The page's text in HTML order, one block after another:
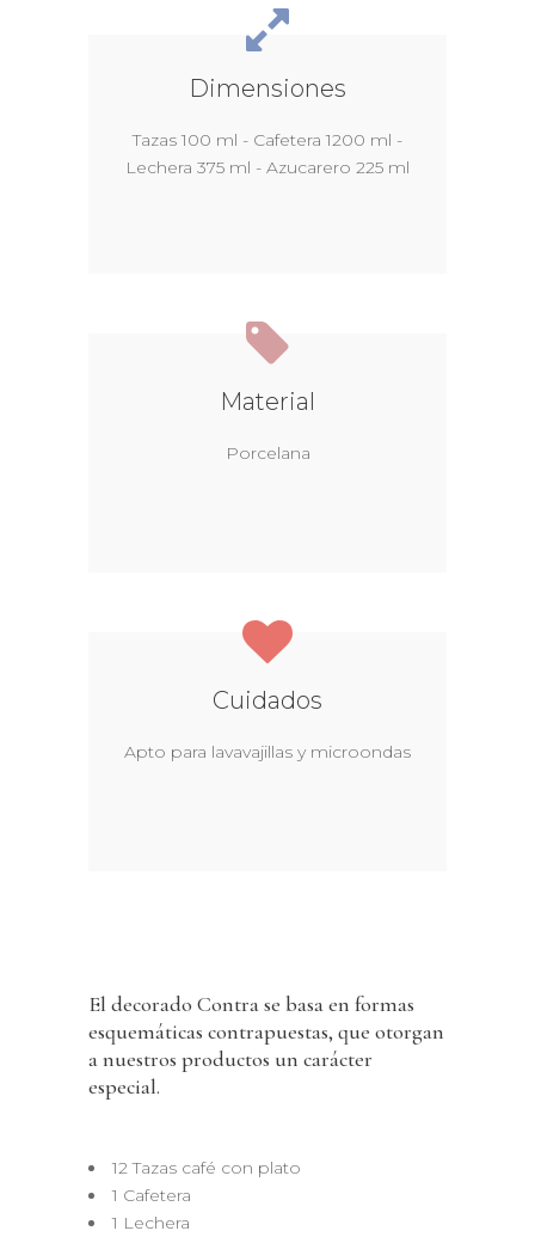
Dimensiones
Tazas 100 ml - Cafetera 1200 ml -
Lechera 375 ml - Azucarero 225 ml
Material
Porcelana
Cuidados
Apto para lavavajillas y microondas
El decorado Contra se basa en formas
esquemáticas contrapuestas, que otorgan
a nuestros productos un carácter
especial.
12 Tazas café con plato
1 Cafetera
1 Lechera